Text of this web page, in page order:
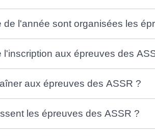
de l'année sont organisées les
l'inscription aux épreuves des
aux épreuves des ASSR ?
les épreuves des ASSR ?